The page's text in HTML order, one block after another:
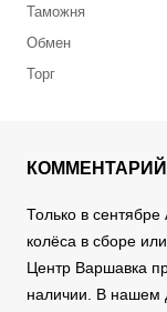
Таможня
Обмен
Торг
Только в
колёса в сборе
Центр Варшавка
наличии. В нашем